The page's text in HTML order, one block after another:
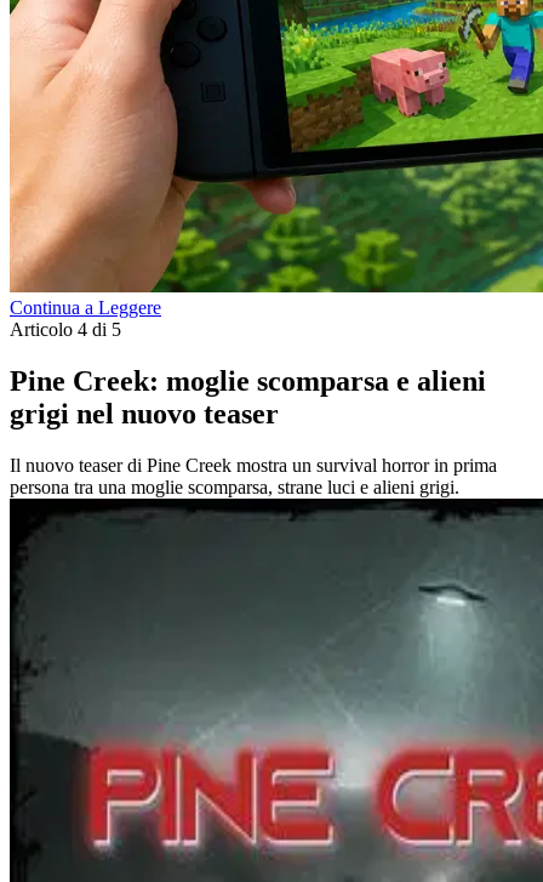
Continua a Leggere
Articolo 4 di 5
Pine Creek: moglie scomparsa e alieni
grigi nel nuovo teaser
Il nuovo teaser di Pine Creek mostra un survival horror in prima
persona tra una moglie scomparsa, strane luci e alieni grigi.